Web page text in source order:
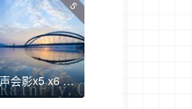
5
彻底删除会声会影x5 x6 x7 x9方法+删除工具